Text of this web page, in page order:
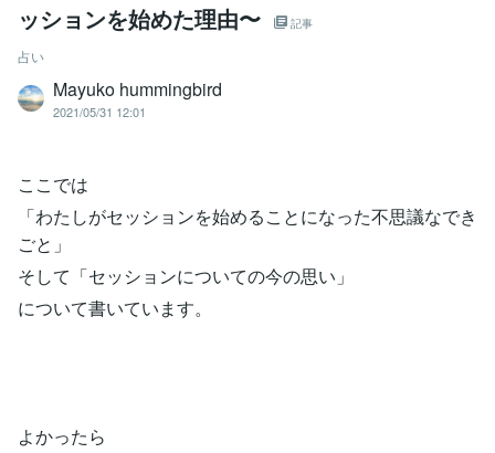
ッションを始めた理由〜
記事
占い
Mayuko hummingbird
2021/05/31 12:01
ここでは
「わたしがセッションを始めることになった不思議なでき
ごと」
そして「セッションについての今の思い」
について書いています。
よかったら